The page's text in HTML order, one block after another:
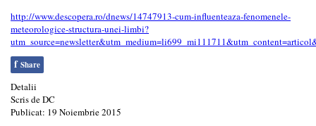
http://www.descopera.ro/dnews/14747913-cum-influenteaza-fenomenele-
meteorologice-structura-unei-limbi?
f Share
Detalii
Scris deDC
Publicat: 19 Noiembrie 2015